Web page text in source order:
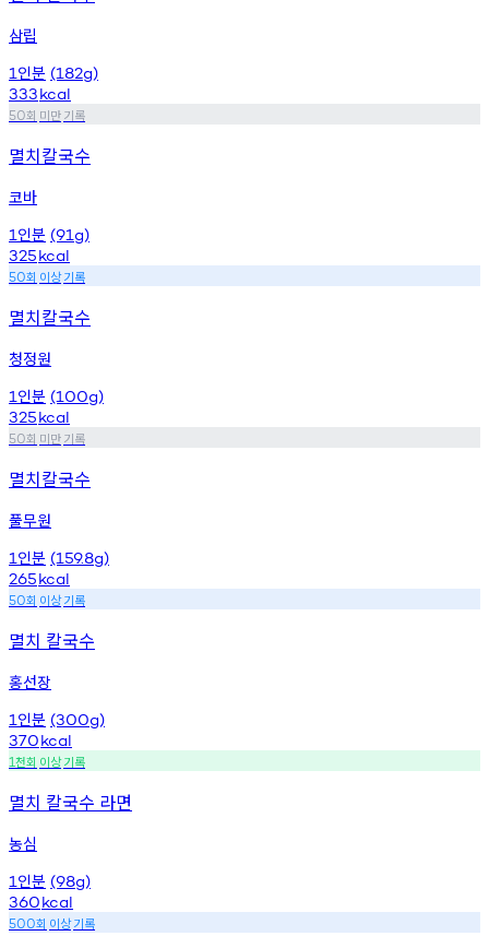
삼립
1 인분 (182g)
333kcal
50회 미만기록
멸치칼국수
코바
1 인분 (91g)
325kcal
50회 이상기록
멸치칼국수
청정원
1 인분 (100g)
325kcal
50회 미만기록
멸치칼국수
풀무원
1 인분 (159.8g)
265kcal
50회 이상기록
멸치 칼국수
홍선장
1 인분 (300g)
370kcal
1천회 이상기록
멸치 칼국수 라면
농심
1 인분 (98g)
360kcal
500회 이상기록